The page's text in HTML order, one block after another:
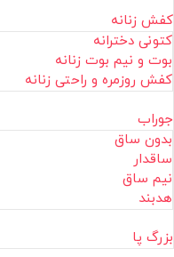
کفش زنانه
کتونی دخترانه
بوت و نیم بوت زنانه
کفش روزمره و راحتی زنانه
جوراب
بدون ساق
ساقدار
نیم ساق
هدبند
بزرگ پا